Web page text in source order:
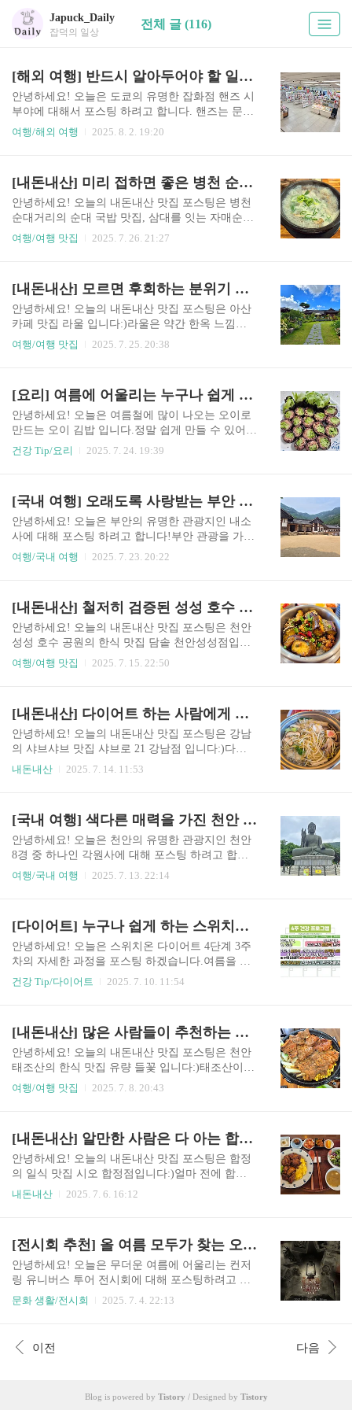
Japuck_Daily
잡덕의 일상
전체 글 (116)
[해외 여행] 반드시 알아두어야 할 일본 유명 잡화점 핸즈 시부야점
안녕하세요! 오늘은 도쿄의 유명한 잡화점 핸즈 시
부야에 대해서 포스팅 하려고 합니다. 핸즈는 문구,
다양한 소품 등을 파는 곳인데, 일본스러운 아기자
정말 크고 물건이 많아서, 저도 자주 방문하는 곳이
에요!장소핸즈 시부야점의 정확한 위치는 아래 링
크를 참고해주세요.https://maps.app.goo.gl/DLMaK
HN6CPQPLd458가는 방법핸즈 시부야점은 시부야
역에서 도보로 5분 거리에 있습니다!시부야역에서
고 있습니다.지나가는 노선이 정말 많아서, 접근성
은 매우 높..
여행/해외 여행 2025. 8. 2. 19:20
[내돈내산] 미리 접하면 좋은 병천 순대 거리 맛집, 자매순대
안녕하세요! 오늘의 내돈내산 맛집 포스팅은 병천
순대거리의 순대 국밥 맛집, 삼대를 잇는 자매순대
입니다:)순대로 정말 유명한 병천 순대 거리에 있
주세요!https://naver.me/FXwfNQhK가게 입구가게
입구는 위의 사진처럼 생겼습니다.천안 방면에서
오는 순대 거리에서 가장 처음 집이기 때문에 찾기
쉽습니다.주차장은 크게 마련되어 있어서, 주차하
실 걱정은 없습니다!가게 내부가게는 굉장히 넓고
것 같아요!메뉴 및 가격표자매 순대는 순대 국밥과
순대를 중심으로 ..
여행/여행 맛집 2025. 7. 26. 21:27
[내돈내산] 모르면 후회하는 분위기 좋은 아산 한옥 카페, 라울
안녕하세요! 오늘의 내돈내산 맛집 포스팅은 아산
카페 맛집 라울 입니다:)라울은 약간 한옥 느낌이
나는 카페인데, 맛도 너무 좋고 분위기도 좋아서 진
VBuXtWK카페 입구위의 보이는 것이 라울 카페 공
간의 입구 입니다!단독 카페라서 들어오시고, 카페
입구까지 조금 거리가 있습니다.입구에 들어오시
면 바로 주차장인데, 넓어서 주차하기는 정말 좋습
니다.다만 야외 주차장이고, 그늘이 잘 없어서 여름
정원을 정말 잘 꾸며놓으셔서, 구경하는 재미도 있
어요(..
여행/여행 맛집 2025. 7. 25. 20:38
[요리] 여름에 어울리는 누구나 쉽게 하는 오이 김밥
안녕하세요! 오늘은 여름철에 많이 나오는 오이로
만드는 오이 김밥 입니다.정말 쉽게 만들 수 있어
서, 저희도 여름마다 집에서 자주 해먹는 요리인데
요!맛도 정말 좋고, 중독적이라서 생각보다 진짜
니다!3인분 오이 김밥에 필요한 재료는 아래와 같
습니다.오이 3개참치캔 작은 사이즈 2개→ 참치는
취향껏 많이 드시고 싶으신 분들은 더 넣으셔도 됩
니다:)홀그레인 머스타드밥 3인분참기름매실액김
밥 김1. 참치 양념하기먼저 참치캔에서 참치를 꺼
면 되는데, 취향에 따라 넣어주시면 됩니다:)참치
가 약간 비릴 수 있으니, 너무 ..
건강 Tip/요리 2025. 7. 24. 19:39
[국내 여행] 오래도록 사랑받는 부안 여행지, 내소사
안녕하세요! 오늘은 부안의 유명한 관광지인 내소
사에 대해 포스팅 하려고 합니다!부안 관광을 가면
서 들렸던 장소인데, 절이 굉장히 기분 좋더라구
다!다만 주차 요금이 있기 때문에 나가시기 전에
요금은 정산하셔야 합니다.내소사 가는 길에 다양
한 음식점이나 카페, 많은 상점들이 있어서 구경하
는 맛이 쏠쏠합니다ദ്ദിㆁᴗㆁ✿)음식점들도 사찰에
어울리는 한식들을 많이 파는데, 다 맛있어 보입니
면, 아래와 같이 전나무 숲길이 나오게 됩니다!숲
길이 정말 ..
여행/국내 여행 2025. 7. 23. 20:22
[내돈내산] 철저히 검증된 성성 호수 공원 맛집, 담솥 천안성성점
안녕하세요! 오늘의 내돈내산 맛집 포스팅은 천안
성성 호수 공원의 한식 맛집 담솥 천안성성점입니
다:)얼마 전에 성성 호수 공원에 들렸다가 먹었던
의 사진처럼 생겼습니다!가게 자체가 건물 1층에
있기 때문에 찾기 정말 쉽습니다:)가게 입구 왼쪽
편에 1층 안쪽에 주차장이 있어서, 주차하기도 정
말 편합니다!다만, 점심 시간에는 사람이 많아서
주차장에 자리가 없을 수도 있어요ㅠㅠ가게 내부
적하게 밥을 먹을 수 있어요. 메뉴 및 가격표메뉴는
기본..
여행/여행 맛집 2025. 7. 15. 22:50
[내돈내산] 다이어트 하는 사람에게 자신있게 추천하는 강남 샤브샤브, 샤브로 21
안녕하세요! 오늘의 내돈내산 맛집 포스팅은 강남
의 샤브샤브 맛집 샤브로 21 강남점 입니다:)다이
어트 하는 동안 먹으러 갔던 곳인데, 정말 건강하고
B7dn가게 입구가게 입구는 위의 사진처럼 생겼습
니다.골목에 있기는 하지만, 가게가 작지 않아서 찾
기 쉬워요!가게 내부가게 내부는 좁은 편은 아니지
만, 단체 자리는 없는 편이에요.1인석이 많아서 혼
밥하기 정말 좋은 가게 입니다:)메뉴 및 가격표메
있어 보이는데, 나중에 한 번 먹어보고 싶네요ㅠㅠ
샤브샤브..
내돈내산 2025. 7. 14. 11:53
[국내 여행] 색다른 매력을 가진 천안 8경, 각원사
안녕하세요! 오늘은 천안의 유명한 관광지인 천안
8경 중 하나인 각원사에 대해 포스팅 하려고 합니
다!정확히는 각원사에 있는 청동대좌불이 천안 8경
사진각원사는 주차장이 넓은 편이라, 주차하기 편
합니다!다만 주차장에 줄이 없어서, 주차하실 때
조심히 하셔야 합니다ㅋㅋㅋㅋ절은 항상 그렇지만
계단이 많아서 정말 힘들어요ς꒰´ ˆ ` ς ⑅ ꒱ა˒˒그래도
고요하고, 절의 느낌을 느끼기에 너무 좋습니다!청
서 완전 압도 당했어요!왜 천안 8경이라고 하는지..
여행/국내 여행 2025. 7. 13. 22:14
[다이어트] 누구나 쉽게 하는 스위치온 3주차 Tip!
안녕하세요! 오늘은 스위치온 다이어트 4단계 3주
차의 자세한 과정을 포스팅 하겠습니다.여름을 맞
아 스위치온 다이어트 중인데, 생각보다 쉽지 않네
요ㅠㅠ 과일 먹고 싶다 스위치온의 전체적인 설명
EC%9D%B4%EC%96%B4%ED%8A%B8-%EC%8
6%8C%EB%AC%B8%EC%9D%B4-%EC%9E%90%
EC%9E%90%ED%95%9C-%EC%8A%A4%EC%9
C%84%EC%B9%98%EC%98%A8-%EB%B0%95%
EC%9A%A9%EC%9A%B0-%EB%8B%A4%EC%9
건강 Tip/다이어트 2025. 7. 10. 11:54
[내돈내산] 많은 사람들이 추천하는 천안 한식 맛집, 유량 들꽃
안녕하세요! 오늘의 내돈내산 맛집 포스팅은 천안
태조산의 한식 맛집 유량 들꽃 입니다:)태조산이나
각원사에 갈 일이 있을 때 몇 번 먹었던 한식집인
가게가 있기 때문에 위의 사진과 같은 표지판을 보
시고 찾아가시면 됩니다!주차장은 크게 마련되어
있습니다.안쪽에 제2주차장까지 있기 때문에 주차
걱정은 안하셔도 됩니다!가게 입구는 위의 사진처
럼 생겼습니다.가게만 보면 약간 카페 같은 분위기
이 한 계단 있으니 참고 부탁드려요.메뉴 및 가격표
유량 들..
여행/여행 맛집 2025. 7. 8. 20:43
[내돈내산] 알만한 사람은 다 아는 합정 일식 맛집, 시오 합정점
안녕하세요! 오늘의 내돈내산 맛집 포스팅은 합정
의 일식 맛집 시오 합정점입니다:)얼마 전에 합정
에서 점심을 먹으러 간 곳인데 너무 맛있더라구요(
는 입구 안쪽으로 들어가면 가게 입구를 보실 수 있
어요:)웨이팅일 경우, 밖에서 테이블 매니저로 등
록하시면 됩니다!저는 주말에 점심 시간에 갔는데
웨이팅이 긴 편은 아니였어요.그래도 확실히 맛집
으로 소문난만큼 어느 정도 기다리는 손님은 계속
아닙니다만, 사람이 많아서 복잡한 편입니다!2인
좌석이 많아 혼밥 하시는 분들도 제법 많았습니다.
내돈내산 2025. 7. 6. 16:12
[전시회 추천] 올 여름 모두가 찾는 오싹한 전시회, 컨저링 유니버스 투어
안녕하세요! 오늘은 무더운 여름에 어울리는 컨저
링 유니버스 투어 전시회에 대해 포스팅하려고 합
니다:)지금 현재 사전 예매 2차가 진행 중이기 때문
히 공포 영화의 명가답게 전시회도 오싹하게 구성
이 된 것 같아요(ㅅ´ ˘ `)♡장소컨저링 유니버스 투
s://naver.me/FzSZ9wUb 사전 예매아쉽게도 1차 사
문화 생활/전시회 2025. 7. 4. 22:13
이전 다음
Blog is powered by Tistory / Designed by Tistory